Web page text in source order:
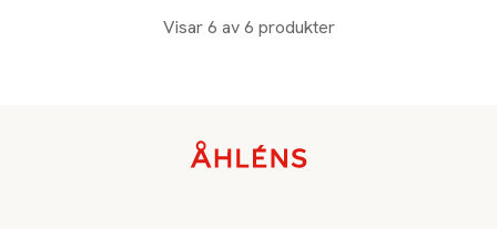
Visar 6 av 6 produkter